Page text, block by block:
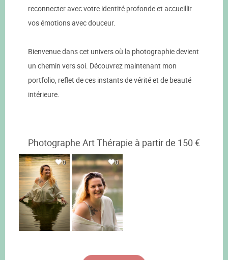
reconnecter avec votre identité profonde et accueillir
vos émotions avec douceur.
Bienvenue dans cet univers où la photographie devient
un chemin vers soi. Découvrez maintenant mon
portfolio, reflet de ces instants de vérité et de beauté
intérieure.
Photographe Art Thérapie à partir de 150 €
0 0